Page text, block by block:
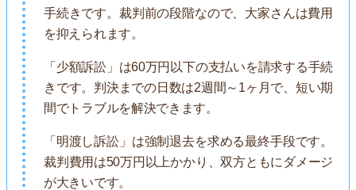
手続きです。裁判前の段階なので、大家さんは費用
を抑えられます。
「少額訴訟」は60万円以下の支払いを請求する手続
きです。判決までの日数は2週間～1ヶ月で、短い期
間でトラブルを解決できます。
「明渡し訴訟」は強制退去を求める最終手段です。
裁判費用は50万円以上かかり、双方ともにダメージ
が大きいです。